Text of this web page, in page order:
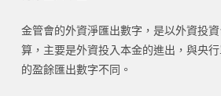
金管會的外資淨匯出數字，是以外資投
算，主要是外資投入本金的進出，與央行
的盈餘匯出數字不同。